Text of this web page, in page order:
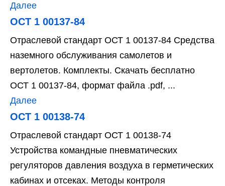
Далее
ОСТ 1 00137-84
Отраслевой стандарт ОСТ 1 00137-84 Средства
наземного обслуживания самолетов и
вертолетов. Комплекты. Скачать бесплатно
ОСТ 1 00137-84, формат файла .pdf, ...
Далее
ОСТ 1 00138-74
Отраслевой стандарт ОСТ 1 00138-74
Устройства командные пневматических
регуляторов давления воздуха в герметических
кабинах и отсеках. Методы контроля